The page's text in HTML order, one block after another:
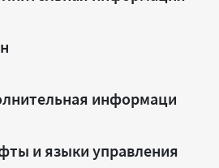
информаци
и языки управления